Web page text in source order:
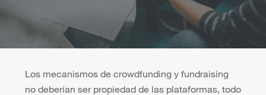
Los mecanismos de crowdfunding y fundraising
no deberían ser propiedad de las plataformas, todo